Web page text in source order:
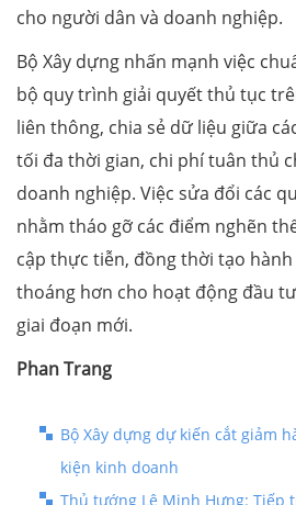
cho người dân và doanh nghiệp.
Bộ Xây dựng nhấn mạnh việc
bộ quy trình giải quyết thủ tục
liên thông, chia sẻ dữ liệu giữa
tối đa thời gian, chi phí tuân thủ
doanh nghiệp. Việc sửa đổi các
nhằm tháo gỡ các điểm nghẽn
cập thực tiễn, đồng thời tạo
thoáng hơn cho hoạt động đầu
giai đoạn mới.
Phan Trang
Bộ Xây dựng dự kiến cắt giảm
kiện kinh doanh
Thủ tướng Lê Minh Hưng: Tiếp